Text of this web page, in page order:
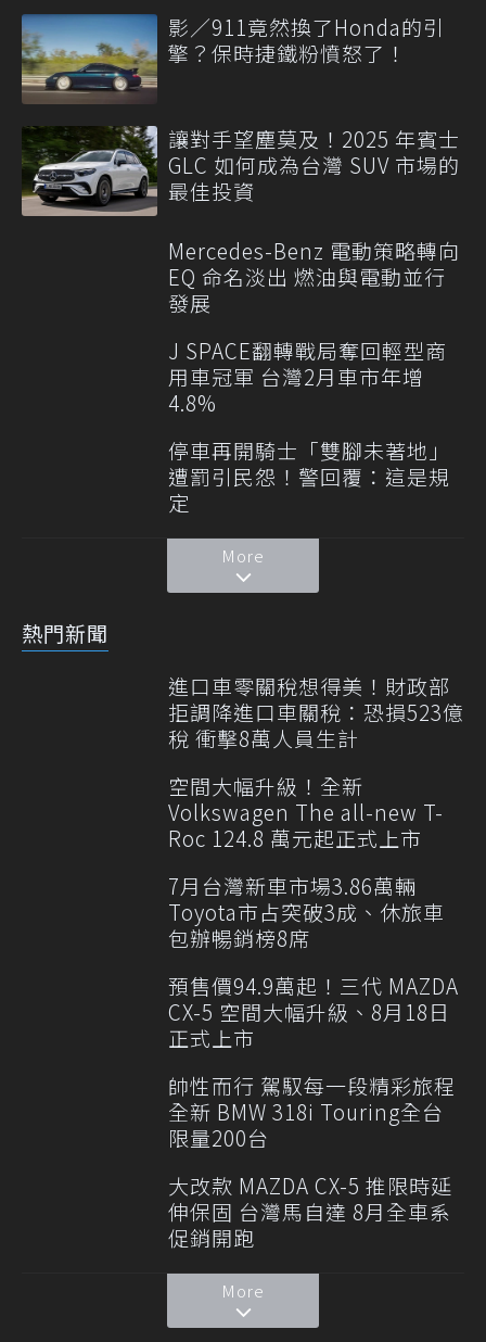
影／911竟然換了Honda的引
擎？保時捷鐵粉憤怒了！
讓對手望塵莫及！2025 年賓士
GLC 如何成為台灣 SUV 市場的
最佳投資
Mercedes-Benz 電動策略轉向
EQ 命名淡出 燃油與電動並行
發展
J SPACE翻轉戰局奪回輕型商
用車冠軍 台灣2月車市年增
4.8%
停車再開騎士「雙腳未著地」
遭罰引民怨！警回覆：這是規
定
More
熱門新聞
進口車零關稅想得美！財政部
拒調降進口車關稅：恐損523億
稅 衝擊8萬人員生計
空間大幅升級！全新
Volkswagen The all-new T-
Roc 124.8 萬元起正式上市
7月台灣新車市場3.86萬輛
Toyota市占突破3成、休旅車
包辦暢銷榜8席
預售價94.9萬起！三代 MAZDA
CX-5 空間大幅升級、8月18日
正式上市
帥性而行 駕馭每一段精彩旅程
全新 BMW 318i Touring全台
限量200台
大改款 MAZDA CX-5 推限時延
伸保固 台灣馬自達 8月全車系
促銷開跑
More